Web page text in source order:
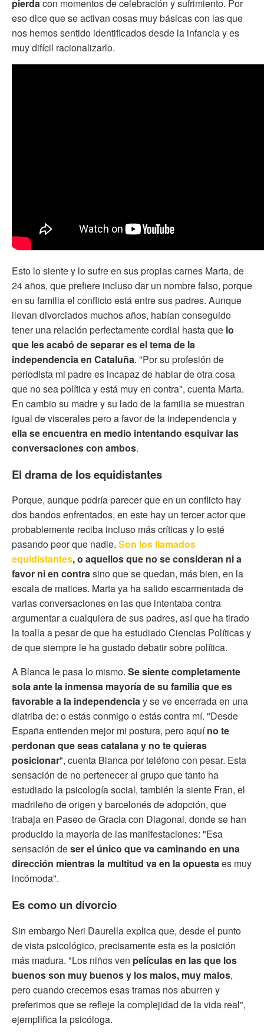
pierdacon momentos de celebración y sufrimiento. Por
eso dice que se activan cosas muy básicas con las que
nos hemos sentido identificados desde la infancia y es
muy difícil racionalizarlo.
Esto lo siente y lo sufre en sus propias carnes Marta, de
24 años, que prefiere incluso dar un nombre falso, porque
en su familia el conflicto está entre sus padres. Aunque
llevan divorciados muchos años, habían conseguido
tener una relación perfectamente cordial hasta que lo
que les acabó de separar es el tema de la
independencia en Cataluña. "Por su profesión de
periodista mi padre es incapaz de hablar de otra cosa
que no sea política y está muy en contra", cuenta Marta.
En cambio su madre y su lado de la familia se muestran
igual de viscerales pero a favor de la independencia y
ella se encuentra en medio intentando esquivar las
conversaciones con ambos.
El drama de los equidistantes
Porque, aunque podría parecer que en un conflicto hay
dos bandos enfrentados, en este hay un tercer actor que
probablemente reciba incluso más críticas y lo esté
pasando peor que nadie. Son los llamados
equidistantes, o aquellos que no se consideran ni a
favor ni en contrasino que se quedan, más bien, en la
escala de matices. Marta ya ha salido escarmentada de
varias conversaciones en las que intentaba contra
argumentar a cualquiera de sus padres, así que ha tirado
la toalla a pesar de que ha estudiado Ciencias Políticas y
de que siempre le ha gustado debatir sobre política.
A Blanca le pasa lo mismo. Se siente completamente
sola ante la inmensa mayoría de su familia que es
favorable a la independenciay se ve encerrada en una
diatriba de: o estás conmigo o estás contra mí. "Desde
España entienden mejor mi postura, pero aquíno te
perdonan que seas catalana y no te quieras
posicionar", cuenta Blanca por teléfono con pesar. Esta
sensación de no pertenecer al grupo que tanto ha
estudiado la psicología social, también la siente Fran, el
madrileño de origen y barcelonés de adopción, que
trabaja en Paseo de Gracia con Diagonal, donde se han
producido la mayoría de las manifestaciones: "Esa
sensación deser el único que va caminando en una
dirección mientras la multitud va en la opuestaes muy
incómoda".
Es como un divorcio
Sin embargo Neri Daurella explica que, desde el punto
de vista psicológico, precisamente esta es la posición
más madura. "Los niños ven películas en las que los
buenos son muy buenos y los malos, muy malos,
pero cuando crecemos esas tramas nos aburren y
preferimos que se refleje la complejidad de la vida real",
ejemplifica la psicóloga.